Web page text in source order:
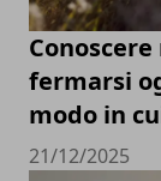
fermarsi
modo in
21/12/2025